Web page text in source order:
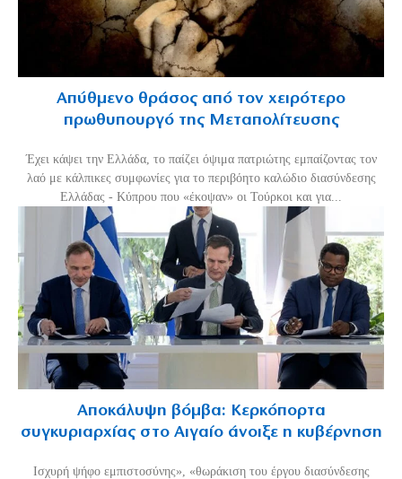
Απύθμενο θράσος από τον χειρότερο
πρωθυπουργό της Μεταπολίτευσης
Έχει κάψει την Ελλάδα, το παίζει όψιμα πατριώτης εμπαίζοντας τον
λαό με κάλπικες συμφωνίες για το περιβόητο καλώδιο διασύνδεσης
Ελλάδας - Κύπρου που «έκοψαν» οι Τούρκοι και για...
Αποκάλυψη βόμβα: Κερκόπορτα
συγκυριαρχίας στο Αιγαίο άνοιξε η κυβέρνηση
Ισχυρή ψήφο εμπιστοσύνης», «θωράκιση του έργου διασύνδεσης